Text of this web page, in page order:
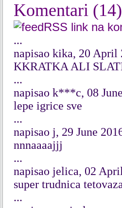
Komentari (14)
RSS link na
...
napisao kika, 20 April
KKRATKA ALI
...
napisao k***c, 08
lepe igrice sve
...
napisao j, 29 June
nnnaaaajjj
...
napisao jelica, 02
super trudnica
...